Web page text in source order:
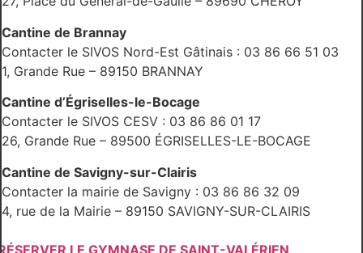
Cantine de Brannay
Contacter le SIVOS Nord-Est Gâtinais : 03 86 66 51 03
1, Grande Rue – 89150 BRANNAY
Cantine d’Égriselles-le-Bocage
Contacter le SIVOS CESV : 03 86 86 01 17
26, Grande Rue – 89500 ÉGRISELLES-LE-BOCAGE
Cantine de Savigny-sur-Clairis
Contacter la mairie de Savigny : 03 86 86 32 09
4, rue de la Mairie – 89150 SAVIGNY-SUR-CLAIRIS
LE GYMNASE DE SAINT-VALÉRIEN